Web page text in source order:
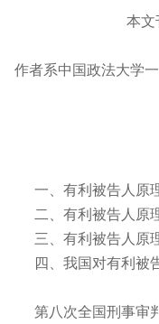
本文
作者系中国政法大学
一、有利被告人原
二、有利被告人原
三、有利被告人原
四、我国对有利被
第八次全国刑事审判